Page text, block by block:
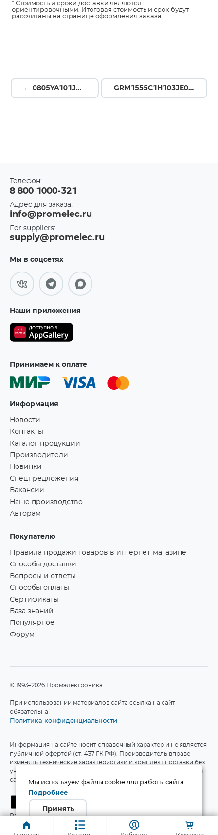
* Стоимость и сроки доставки являются
ориентировочными. Итоговая стоимость и срок будут
рассчитаны на странице оформления заказа.
← 0805YA101JAT2A GRM1555C1H103JE01D →
Телефон:
8 800 1000-321
Адрес для заказа:
info@promelec.ru
For suppliers:
supply@promelec.ru
Мы в соцсетях
Наши приложения
Принимаем к оплате
Информация
Новости
Контакты
Каталог продукции
Производители
Новинки
Спецпредложения
Вакансии
Наше производство
Авторам
Покупателю
Правила продажи товаров в интернет-магазине
Способы доставки
Вопросы и ответы
Способы оплаты
Сертификаты
База знаний
Популярное
Форум
©1993–2026 Промэлектроника
При использовании материалов сайта ссылка на сайт
обязательна!
Политика конфиденциальности
Информация на сайте носит справочный характер и не является
публичной офертой (ст. 437 ГК РФ). Производитель вправе
изменять технические характеристики и комплект поставки без
уведомления. Актуальные данные приведены на официальном
сайте производителя.
Разработка сайта
Мы используем файлы cookie для работы сайта.
Подробнее
Принять